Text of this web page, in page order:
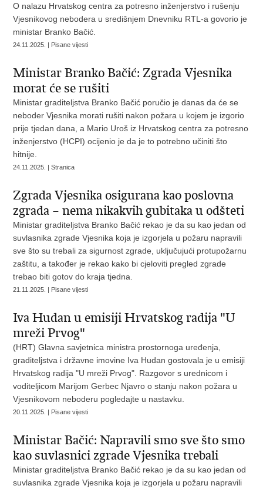
O nalazu Hrvatskog centra za potresno inženjerstvo i rušenju
Vjesnikovog nebodera u središnjem Dnevniku RTL-a govorio je
ministar Branko Bačić.
24.11.2025. | Pisane vijesti
Ministar Branko Bačić: Zgrada Vjesnika
morat će se rušiti
Ministar graditeljstva Branko Bačić poručio je danas da će se
neboder Vjesnika morati rušiti nakon požara u kojem je izgorio
prije tjedan dana, a Mario Uroš iz Hrvatskog centra za potresno
inženjerstvo (HCPI) ocijenio je da je to potrebno učiniti što
hitnije.
24.11.2025. | Stranica
Zgrada Vjesnika osigurana kao poslovna
zgrada – nema nikakvih gubitaka u odšteti
Ministar graditeljstva Branko Bačić rekao je da su kao jedan od
suvlasnika zgrade Vjesnika koja je izgorjela u požaru napravili
sve što su trebali za sigurnost zgrade, uključujući protupožarnu
zaštitu, a također je rekao kako bi cjeloviti pregled zgrade
trebao biti gotov do kraja tjedna.
21.11.2025. | Pisane vijesti
Iva Hudan u emisiji Hrvatskog radija "U
mreži Prvog"
(HRT) Glavna savjetnica ministra prostornoga uređenja,
graditeljstva i državne imovine Iva Hudan gostovala je u emisiji
Hrvatskog radija "U mreži Prvog". Razgovor s urednicom i
voditeljicom Marijom Gerbec Njavro o stanju nakon požara u
Vjesnikovom neboderu pogledajte u nastavku.
20.11.2025. | Pisane vijesti
Ministar Bačić: Napravili smo sve što smo
kao suvlasnici zgrade Vjesnika trebali
Ministar graditeljstva Branko Bačić rekao je da su kao jedan od
suvlasnika zgrade Vjesnika koja je izgorjela u požaru napravili